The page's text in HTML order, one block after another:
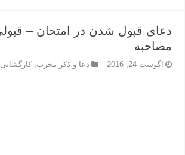
دعای قبول شدن در امتحان –
مصاحبه
آگوست 24, 2016 دعا و ذکر مجرب ,کارگشایی